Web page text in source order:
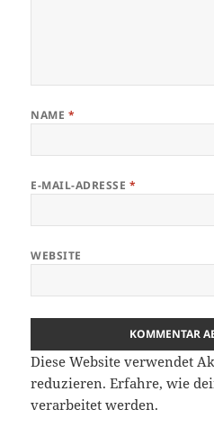
NAME *
E-MAIL-ADRESSE *
WEBSITE
Diese Website verwendet
reduzieren.Erfahre, wie
verarbeitet werden.